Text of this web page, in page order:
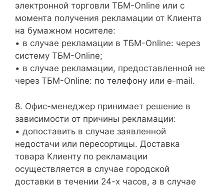
электронной торговли ТБМ-Online или с
момента получения рекламации от Клиента
на бумажном носителе:
• в случае рекламации в ТБМ-Online: через
систему ТБМ-Online;
• в случае рекламации, предоставленной не
через ТБМ-Online: по телефону или e-mail.
8. Офис-менеджер принимает решение в
зависимости от причины рекламации:
• допоставить в случае заявленной
недостачи или пересортицы. Доставка
товара Клиенту по рекламации
осуществляется в случае городской
доставки в течении 24-х часов, а в случае